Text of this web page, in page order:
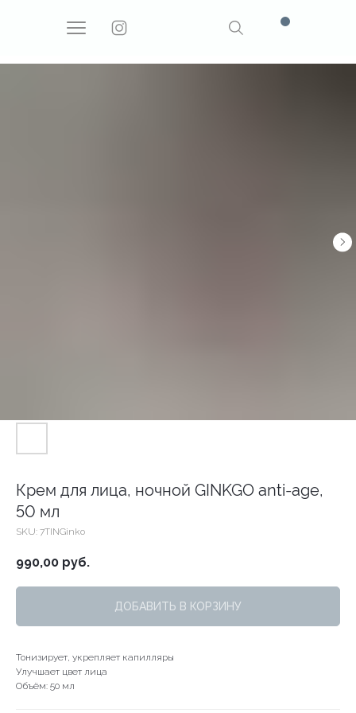
Поиск
Крем для лица, ночной GINKGO anti-age,
50 мл
SKU: 7TINGinko
990,00 руб.
ДОБАВИТЬ В КОРЗИНУ
Тонизирует, укрепляет капилляры
Улучшает цвет лица
Объём: 50 мл